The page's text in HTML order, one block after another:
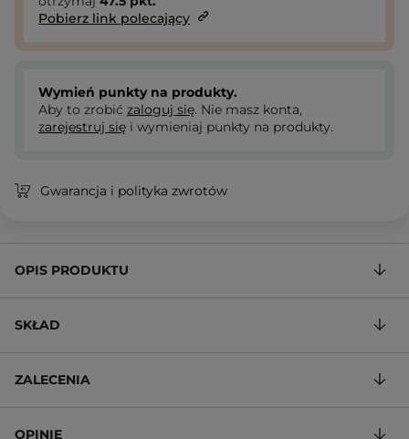
Pobierz link polecający
Wymień punkty na produkty.
Aby to zrobić zaloguj się. Nie masz konta,
zarejestruj się i wymieniaj punkty na produkty.
Gwarancja i polityka zwrotów
OPIS PRODUKTU
SKŁAD
ZALECENIA
OPINIE